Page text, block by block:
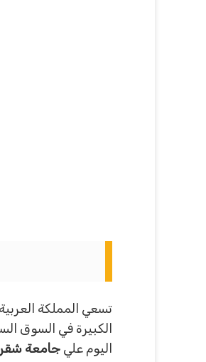
تسعي المملكة
الكبيرة في السوق
اليوم علي جامعة شقراء